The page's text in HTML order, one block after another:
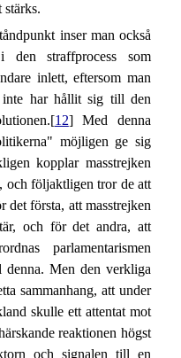
stärks.
inser man också
den straffprocess som
inlett, eftersom man
inte har hållit sig till den
12] Med denna
möjligen ge sig
kopplar masstrejken
och följaktligen tror de att
det första, att masstrejken
och för det andra, att
parlamentarismen
Men den verkliga
sammanhang, att under
skulle ett attentat mot
reaktionen högst
och signalen till en